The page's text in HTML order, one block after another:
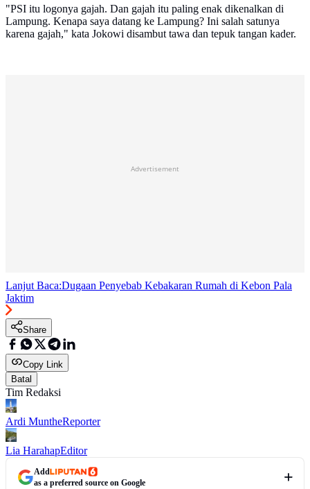
"PSI itu logonya gajah. Dan gajah itu paling enak dikenalkan di
Lampung. Kenapa saya datang ke Lampung? Ini salah satunya
karena gajah," kata Jokowi disambut tawa dan tepuk tangan kader.
Advertisement
Lanjut Baca:Dugaan Penyebab Kebakaran Rumah di Kebon Pala
Jaktim
Share
Copy Link
Batal
Tim Redaksi
Ardi MuntheReporter
Lia HarahapEditor
Add
as a preferred source on Google